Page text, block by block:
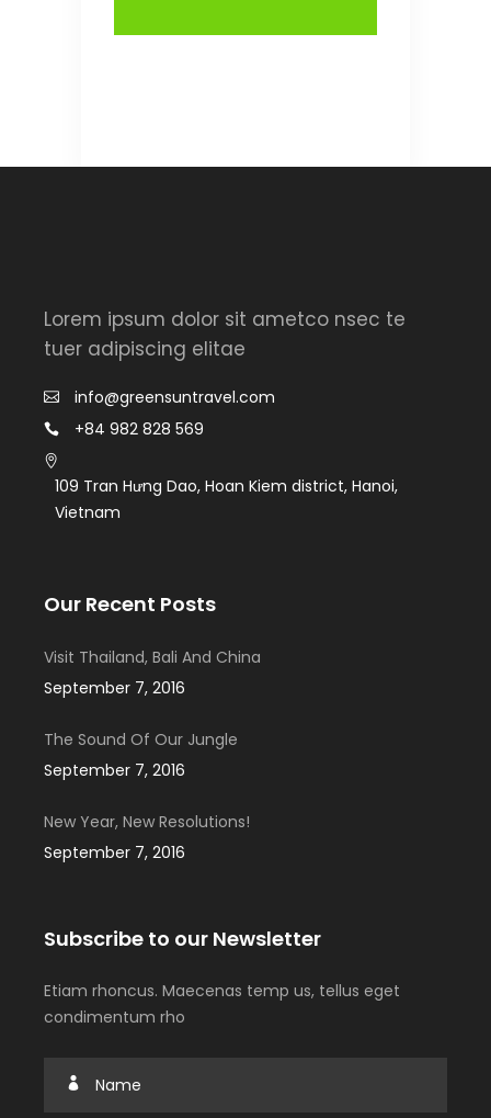
Lorem ipsum dolor sit ametco nsec te
tuer adipiscing elitae
info@greensuntravel.com
+84 982 828 569
109 Tran Hưng Dao, Hoan Kiem district, Hanoi,
Vietnam
Our Recent Posts
Visit Thailand, Bali And China
September 7, 2016
The Sound Of Our Jungle
September 7, 2016
New Year, New Resolutions!
September 7, 2016
Subscribe to our Newsletter
Etiam rhoncus. Maecenas temp us, tellus eget
condimentum rho